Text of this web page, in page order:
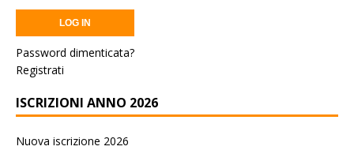
Password dimenticata?
Registrati
ISCRIZIONI ANNO 2026
Nuova iscrizione 2026